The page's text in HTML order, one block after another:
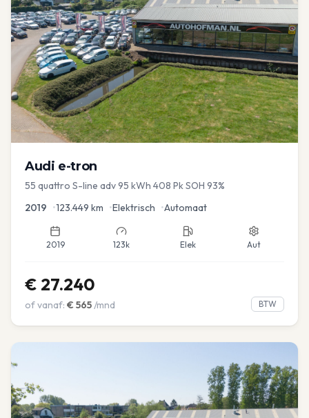
Audi e-tron
55 quattro S-line adv 95 kWh 408 Pk SOH 93%
2019 •123.449 km •Elektrisch •Automaat
2019 123k Elek Aut
€ 27.240
of vanaf: € 565/mnd BTW